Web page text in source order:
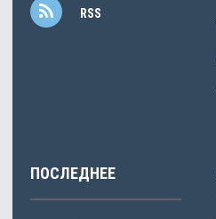
RSS
ПОСЛЕДНЕЕ